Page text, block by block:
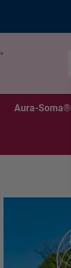
Aura-Soma®